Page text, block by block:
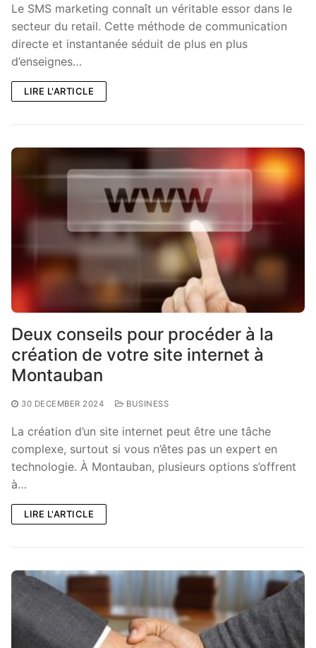
Le SMS marketing connaît un véritable essor dans le
secteur du retail. Cette méthode de communication
directe et instantanée séduit de plus en plus
d’enseignes…
LIRE L'ARTICLE
Deux conseils pour procéder à la
création de votre site internet à
Montauban
30 DECEMBER 2024 BUSINESS
La création d’un site internet peut être une tâche
complexe, surtout si vous n’êtes pas un expert en
technologie. À Montauban, plusieurs options s’offrent
à…
LIRE L'ARTICLE